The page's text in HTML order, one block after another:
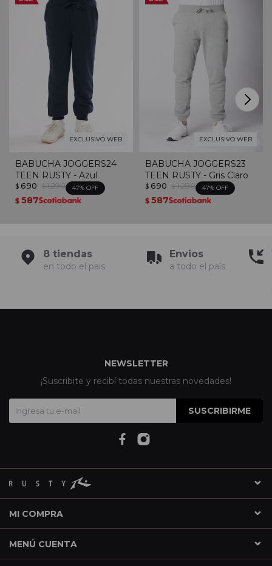
EXCLUSIVO WEB
BABUCHA JOGGERS24
TEEN RUSTY - Azul
$ 690 $ 1.290 47
$ 587
EXCLUSIVO WEB
BABUCHA JOGGERS23
TEEN RUSTY - Gris Claro
$ 690 $ 1.290 47
$ 587
8 tiendas
en todo el pais
Envios
a todo el país
MI COMPRA
MENÚ CUENTA
NEWSLETTER
¡Suscribite y recibí todas nuestras novedades!
SUSCRIBIRME